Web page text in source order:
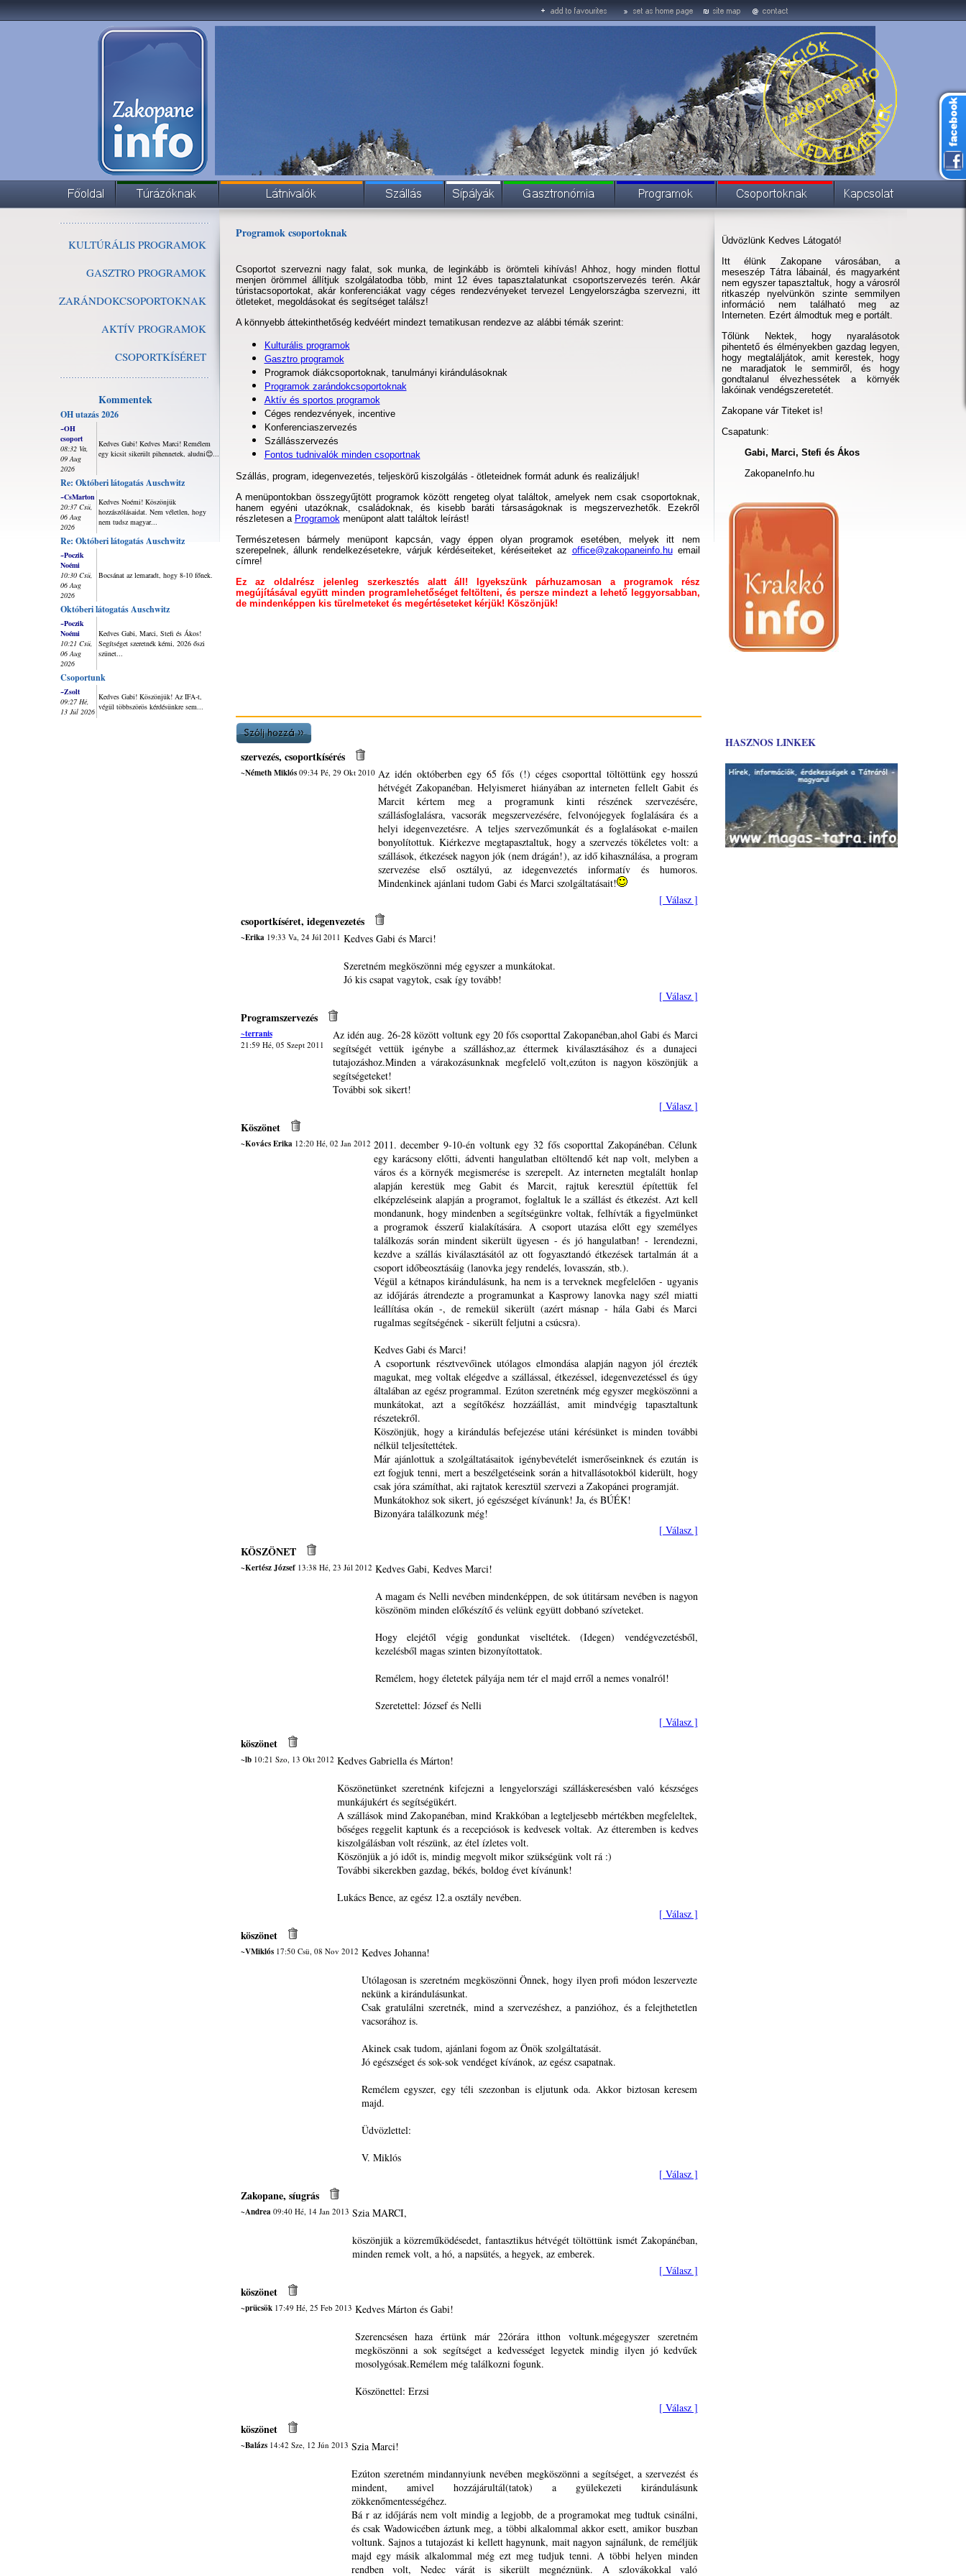
KULTÚRÁLIS PROGRAMOK
GASZTRO PROGRAMOK
ZARÁNDOKCSOPORTOKNAK
AKTÍV PROGRAMOK
CSOPORTKÍSÉRET
Kommentek
OH utazás 2026
~OH
csoport
08:32 Va,
09 Aug
2026
Kedves Gabi! Kedves Marci! Remélem
egy kicsit sikerült pihennetek, aludni😊...
Re: Októberi látogatás Auschwitz
~CsMarton
20:37 Csü,
06 Aug
2026
Kedves Noémi! Köszönjük
hozzászólásaidat. Nem véletlen, hogy
nem tudsz magyar...
Re: Októberi látogatás Auschwitz
~Poczik
Noémi
10:30 Csü,
06 Aug
2026
Bocsánat az lemaradt, hogy 8-10 főnek.
Októberi látogatás Auschwitz
~Poczik
Noémi
10:21 Csü,
06 Aug
2026
Kedves Gabi, Marci, Stefi és Ákos!
Segítséget szeretnék kérni, 2026 őszi
szünet...
Csoportunk
~Zsolt
09:27 Hé,
13 Júl 2026
Kedves Gabi! Köszönjük! Az IFA-t,
végül többszörös kérdésünkre sem...
Programok csoportoknak
Csoportot szervezni nagy falat, sok munka, de leginkább is örömteli kihívás! Ahhoz, hogy minden flottul
menjen örömmel állítjuk szolgálatodba több, mint 12 éves tapasztalatunkat csoportszervezés terén. Akár
túristacsoportokat, akár konferenciákat vagy céges rendezvényeket tervezel Lengyelországba szervezni, itt
ötleteket, megoldásokat és segítséget találsz!
A könnyebb áttekinthetőség kedvéért mindezt tematikusan rendezve az alábbi témák szerint:
Kulturális programok
Gasztro programok
Programok diákcsoportoknak, tanulmányi kirándulásoknak
Programok zarándokcsoportoknak
Aktív és sportos programok
Céges rendezvények, incentive
Konferenciaszervezés
Szállásszervezés
Fontos tudnivalók minden csoportnak
Szállás, program, idegenvezetés, teljeskörű kiszolgálás - ötleteidnek formát adunk és realizáljuk!
A menüpontokban összegyűjtött programok között rengeteg olyat találtok, amelyek nem csak csoportoknak,
hanem egyéni utazóknak, családoknak, és kisebb baráti társaságoknak is megszervezhetők. Ezekről
részletesen a Programokmenüpont alatt találtok leírást!
Természetesen bármely menüpont kapcsán, vagy éppen olyan programok esetében, melyek itt nem
szerepelnek, állunk rendelkezésetekre, várjuk kérdéseiteket, kéréseiteket az office@zakopaneinfo.huemail
címre!
Ez az oldalrész jelenleg szerkesztés alatt áll! Igyekszünk párhuzamosan a programok rész
megújításával együtt minden programlehetőséget feltölteni, és persze mindezt a lehető leggyorsabban,
de mindenképpen kis türelmeteket és megértéseteket kérjük! Köszönjük!
szervezés, csoportkísérés
~Németh Miklós09:34 Pé, 29 Okt 2010 Az idén októberben egy 65 fős (!) céges csoporttal töltöttünk egy hosszú
hétvégét Zakopanéban. Helyismeret hiányában az interneten fellelt Gabit és
Marcit kértem meg a programunk kinti részének szervezésére,
szállásfoglalásra, vacsorák megszervezésére, felvonójegyek foglalására és a
helyi idegenvezetésre. A teljes szervezőmunkát és a foglalásokat e-mailen
bonyolítottuk. Kiérkezve megtapasztaltuk, hogy a szervezés tökéletes volt: a
szállások, étkezések nagyon jók (nem drágán!), az idő kihasználása, a program
szervezése első osztályú, az idegenvezetés informatív és humoros.
Mindenkinek ajánlani tudom Gabi és Marci szolgáltatásait!
[ Válasz ]
csoportkíséret, idegenvezetés
~Erika19:33 Va, 24 Júl 2011 Kedves Gabi és Marci!
Szeretném megköszönni még egyszer a munkátokat.
Jó kis csapat vagytok, csak így tovább!
[ Válasz ]
Programszervezés
~terranis
21:59 Hé, 05 Szept 2011
Az idén aug. 26-28 között voltunk egy 20 fős csoporttal Zakopanéban,ahol Gabi és Marci
segítségét vettük igénybe a szálláshoz,az éttermek kiválasztásához és a dunajeci
tutajozáshoz.Minden a várakozásunknak megfelelő volt,ezúton is nagyon köszönjük a
segítségeteket!
További sok sikert!
[ Válasz ]
Köszönet
~Kovács Erika12:20 Hé, 02 Jan 2012 2011. december 9-10-én voltunk egy 32 fős csoporttal Zakopánéban. Célunk
egy karácsony előtti, ádventi hangulatban eltöltendő két nap volt, melyben a
város és a környék megismerése is szerepelt. Az interneten megtalált honlap
alapján kerestük meg Gabit és Marcit, rajtuk keresztül építettük fel
elképzeléseink alapján a programot, foglaltuk le a szállást és étkezést. Azt kell
mondanunk, hogy mindenben a segítségünkre voltak, felhívták a figyelmünket
a programok ésszerű kialakítására. A csoport utazása előtt egy személyes
találkozás során mindent sikerült ügyesen - és jó hangulatban! - lerendezni,
kezdve a szállás kiválasztásától az ott fogyasztandó étkezések tartalmán át a
csoport időbeosztásáig (lanovka jegy rendelés, lovasszán, stb.).
Végül a kétnapos kirándulásunk, ha nem is a terveknek megfelelően - ugyanis
az időjárás átrendezte a programunkat a Kasprowy lanovka nagy szél miatti
leállítása okán -, de remekül sikerült (azért másnap - hála Gabi és Marci
rugalmas segítségének - sikerült feljutni a csúcsra).
Kedves Gabi és Marci!
A csoportunk résztvevőinek utólagos elmondása alapján nagyon jól érezték
magukat, meg voltak elégedve a szállással, étkezéssel, idegenvezetéssel és úgy
általában az egész programmal. Ezúton szeretnénk még egyszer megköszönni a
munkátokat, azt a segítőkész hozzáállást, amit mindvégig tapasztaltunk
részetekről.
Köszönjük, hogy a kirándulás befejezése utáni kérésünket is minden további
nélkül teljesítettétek.
Már ajánlottuk a szolgáltatásaitok igénybevételét ismerőseinknek és ezután is
ezt fogjuk tenni, mert a beszélgetéseink során a hitvallásotokból kiderült, hogy
csak jóra számíthat, aki rajtatok keresztül szervezi a Zakopánei programját.
Munkátokhoz sok sikert, jó egészséget kívánunk! Ja, és BÚÉK!
Bizonyára találkozunk még!
[ Válasz ]
KÖSZÖNET
~Kertész József13:38 Hé, 23 Júl 2012 Kedves Gabi, Kedves Marci!
A magam és Nelli nevében mindenképpen, de sok útitársam nevében is nagyon
köszönöm minden előkészítő és velünk együtt dobbanó szíveteket.
Hogy elejétől végig gondunkat viseltétek. (Idegen) vendégvezetésből,
kezelésből magas szinten bizonyítottatok.
Remélem, hogy életetek pályája nem tér el majd erről a nemes vonalról!
Szeretettel: József és Nelli
[ Válasz ]
köszönet
~lb10:21 Szo, 13 Okt 2012 Kedves Gabriella és Márton!
Köszönetünket szeretnénk kifejezni a lengyelországi szálláskeresésben való készséges
munkájukért és segítségükért.
A szállások mind Zakopanéban, mind Krakkóban a legteljesebb mértékben megfeleltek,
bőséges reggelit kaptunk és a recepciósok is kedvesek voltak. Az étteremben is kedves
kiszolgálásban volt részünk, az étel ízletes volt.
Köszönjük a jó időt is, mindig megvolt mikor szükségünk volt rá :)
További sikerekben gazdag, békés, boldog évet kívánunk!
Lukács Bence, az egész 12.a osztály nevében.
[ Válasz ]
köszönet
~VMiklós17:50 Csü, 08 Nov 2012 Kedves Johanna!
Utólagosan is szeretném megköszönni Önnek, hogy ilyen profi módon leszervezte
nekünk a kirándulásunkat.
Csak gratulálni szeretnék, mind a szervezéshez, a panzióhoz, és a felejthetetlen
vacsorához is.
Akinek csak tudom, ajánlani fogom az Önök szolgáltatását.
Jó egészséget és sok-sok vendéget kívánok, az egész csapatnak.
Remélem egyszer, egy téli szezonban is eljutunk oda. Akkor biztosan keresem
majd.
Üdvözlettel:
V. Miklós
[ Válasz ]
Zakopane, síugrás
~Andrea09:40 Hé, 14 Jan 2013 Szia MARCI,
köszönjük a közreműködésedet, fantasztikus hétvégét töltöttünk ismét Zakopánéban,
minden remek volt, a hó, a napsütés, a hegyek, az emberek.
[ Válasz ]
köszönet
~prücsök17:49 Hé, 25 Feb 2013 Kedves Márton és Gabi!
Szerencsésen haza értünk már 22órára itthon voltunk.mégegyszer szeretném
megköszönni a sok segítséget a kedvességet legyetek mindig ilyen jó kedvűek
mosolygósak.Remélem még találkozni fogunk.
Köszönettel: Erzsi
[ Válasz ]
köszönet
~Balázs14:42 Sze, 12 Jún 2013 Szia Marci!
Ezúton szeretném mindannyiunk nevében megköszönni a segítséget, a szervezést és
mindent, amivel hozzájárultál(tatok) a gyülekezeti kirándulásunk
zökkenőmentességéhez.
Bá r az időjárás nem volt mindig a legjobb, de a programokat meg tudtuk csinálni,
és csak Wadowicében áztunk meg, a többi alkalommal akkor esett, amikor buszban
voltunk. Sajnos a tutajozást ki kellett hagynunk, mait nagyon sajnálunk, de reméljük
majd egy másik alkalommal még ezt meg tudjuk tenni. A többi helyen minden
rendben volt, Nedec várát is sikerült megnéznünk. A szlovákokkal való
Üdvözlünk Kedves Látogató!
Itt élünk Zakopane városában, a
meseszép Tátra lábainál, és magyarként
nem egyszer tapasztaltuk, hogy a városról
ritkaszép nyelvünkön szinte semmilyen
információ nem található meg az
Interneten. Ezért álmodtuk meg e portált.
Tőlünk Nektek, hogy nyaralásotok
pihentető és élményekben gazdag legyen,
hogy megtaláljátok, amit kerestek, hogy
ne maradjatok le semmiről, és hogy
gondtalanul élvezhessétek a környék
lakóinak vendégszeretetét.
Zakopane vár Titeket is!
Csapatunk:
Gabi, Marci, Stefi és Ákos
ZakopaneInfo.hu
HASZNOS LINKEK